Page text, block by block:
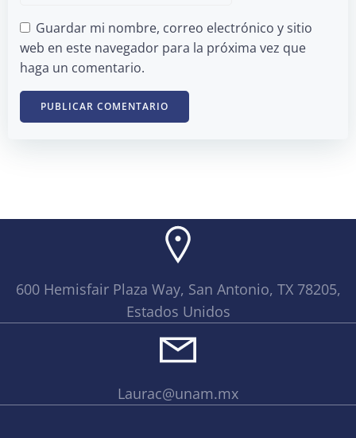
Guardar mi nombre, correo electrónico y sitio
web en este navegador para la próxima vez que
haga un comentario.
600 Hemisfair Plaza Way, San Antonio, TX 78205,
Estados Unidos
Laurac@unam.mx